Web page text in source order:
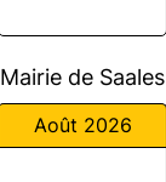
Mairie de Saales
Août 2026